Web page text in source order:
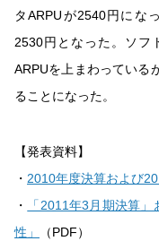
タARPUが2540円にな
2530円となった。ソフ
ARPUを上まわっている
ることになった。
【発表資料】
・ 2010年度決算および
・
「2011年3月期決算
性」
（PDF）